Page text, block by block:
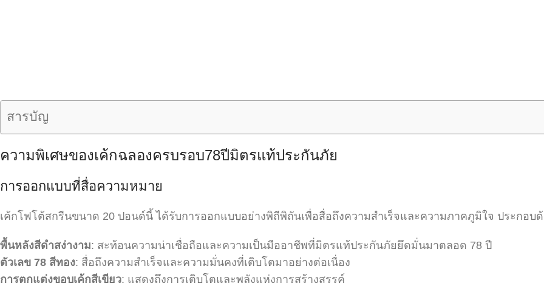
สารบัญ
ความพิเศษของเค้กฉลองครบรอบ78ปีมิตรแท้ประกันภัย
การออกแบบที่สื่อความหมาย
เค้กโฟโต้สกรีนขนาด 20 ปอนด์นี้ ได้รับการออกแบบอย่างพิถีพิถันเพื่อสื่อถึงความสำเร็จและความภาคภูมิใจ ประกอบ
พื้นหลังสีดำสง่างาม: สะท้อนความน่าเชื่อถือและความเป็นมืออาชีพที่มิตรแท้ประกันภัยยึดมั่นมาตลอด 78 ปี
ตัวเลข 78 สีทอง: สื่อถึงความสำเร็จและความมั่นคงที่เติบโตมาอย่างต่อเนื่อง
การตกแต่งขอบเค้กสีเขียว: แสดงถึงการเติบโตและพลังแห่งการสร้างสรรค์